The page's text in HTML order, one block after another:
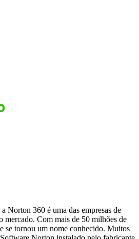
Norton 360 é uma das empresas de
mercado. Com mais de 50 milhões de
se tornou um nome conhecido. Muitos